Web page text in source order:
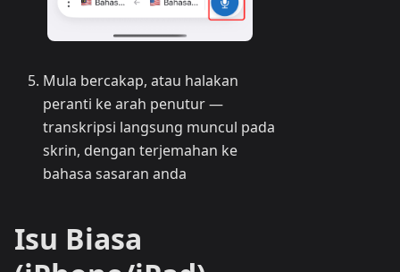
Mula bercakap, atau halakan
peranti ke arah penutur —
transkripsi langsung muncul pada
skrin, dengan terjemahan ke
bahasa sasaran anda
Isu Biasa